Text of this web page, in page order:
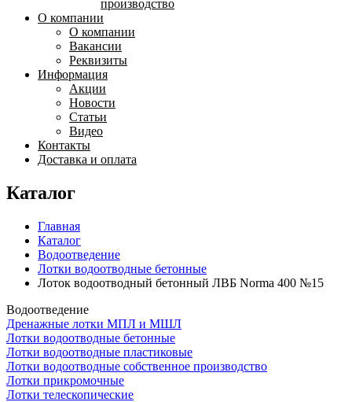
производство
О компании
О компании
Вакансии
Реквизиты
Информация
Акции
Новости
Статьи
Видео
Контакты
Доставка и оплата
Каталог
Главная
Каталог
Водоотведение
Лотки водоотводные бетонные
Лоток водоотводный бетонный ЛВБ Norma 400 №15
Водоотведение
Дренажные лотки МПЛ и МШЛ
Лотки водоотводные бетонные
Лотки водоотводные пластиковые
Лотки водоотводные собственное производство
Лотки прикромочные
Лотки телескопические